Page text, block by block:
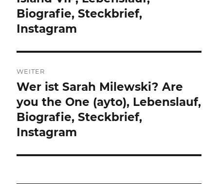
Biografie, Steckbrief,
Instagram
WEITER
Nächster
Beitrag:
Wer ist Sarah Milewski? Are
you the One (ayto), Lebenslauf,
Biografie, Steckbrief,
Instagram